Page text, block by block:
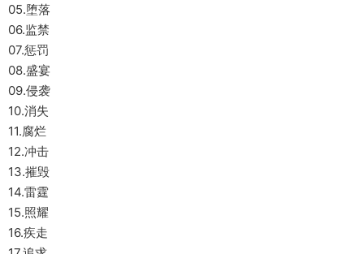
05.堕落
06.监禁
07.惩罚
08.盛宴
09.侵袭
10.消失
11.腐烂
12.冲击
13.摧毁
14.雷霆
15.照耀
16.疾走